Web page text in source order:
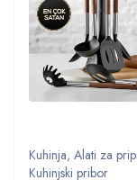
Kuhinja, Alati za
Kuhinjski pribor